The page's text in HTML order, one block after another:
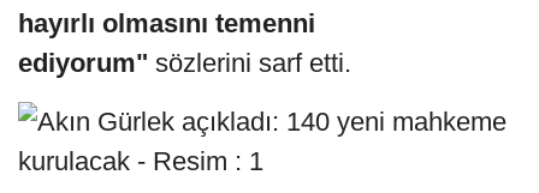
hayırlı olmasını temenni
ediyorum" sözlerini sarf etti.